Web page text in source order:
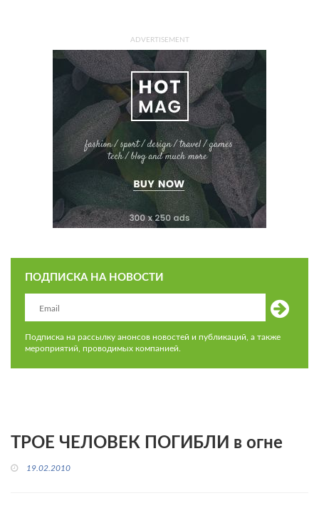
ADVERTISEMENT
ПОДПИСКА НА НОВОСТИ
Подписка на рассылку анонсов новостей и публикаций, а также
мероприятий, проводимых компанией.
ТРОЕ ЧЕЛОВЕК ПОГИБЛИ в огне
19.02.2010